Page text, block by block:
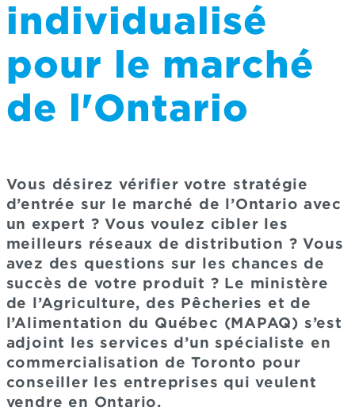
individualisé
pour le marché
de l'Ontario
Vous désirez vérifier votre stratégie
d’entrée sur le marché de l’Ontario avec
un expert ? Vous voulez cibler les
meilleurs réseaux de distribution ? Vous
avez des questions sur les chances de
succès de votre produit ? Le ministère
de l’Agriculture, des Pêcheries et de
l’Alimentation du Québec (MAPAQ) s’est
adjoint les services d’un spécialiste en
commercialisation de Toronto pour
conseiller les entreprises qui veulent
vendre en Ontario.